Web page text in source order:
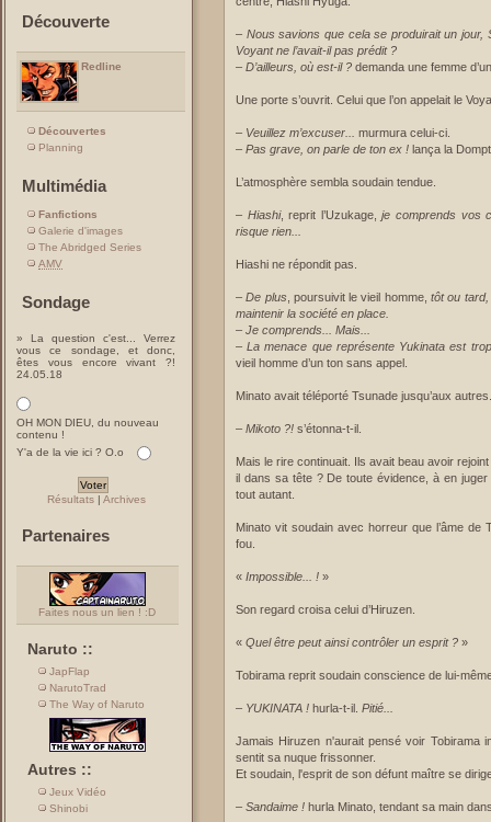
Découverte
Redline
Découvertes
Planning
Multimédia
Fanfictions
Galerie d'images
The Abridged Series
AMV
Sondage
» La question c'est... Verrez
vous ce sondage, et donc,
êtes vous encore vivant ?!
24.05.18
OH MON DIEU, du nouveau
contenu !
Y'a de la vie ici ? O.o
Résultats| Archives
Partenaires
Faites nous un lien ! :D
Naruto ::
JapFlap
NarutoTrad
The Way of Naruto
Autres ::
Jeux Vidéo
Shinobi
– Nous savions que cela se produirait un jour,
Voyant ne l’avait-il pas prédit ?
– D’ailleurs, où est-il ? demanda une femme
Une porte s’ouvrit. Celui que l’on appelait le
– Veuillez m’excuser...
murmura celui-ci.
– Pas grave, on parle de ton ex ! lança la
L’atmosphère sembla soudain tendue.
– Hiashi, reprit l’Uzukage,je comprends vos
risque rien...
Hiashi ne répondit pas.
–De plus , poursuivit le vieil homme,tôt ou tard,
maintenir la société en place.
– Je comprends... Mais...
–La menace que représente Yukinata est
vieil homme d’un ton sans appel.
Minato avait téléporté Tsunade jusqu’aux autres.
– Mikoto ?! s’étonna-t-il.
Mais le rire continuait. Ils avait beau avoir
il dans sa tête ? De toute évidence, à en juger
tout autant.
Minato vit soudain avec horreur que l’âme
fou.
« Impossible... ! »
Son regard croisa celui d’Hiruzen.
« Quel être peut ainsi contrôler un esprit ? »
Tobirama reprit soudain conscience de lui-
– YUKINATA ! hurla-t-il. Pitié...
Jamais Hiruzen n'aurait pensé voir Tobirama
sentit sa nuque frissonner.
Et soudain, l'esprit de son défunt maître se
– Sandaime ! hurla Minato, tendant sa main